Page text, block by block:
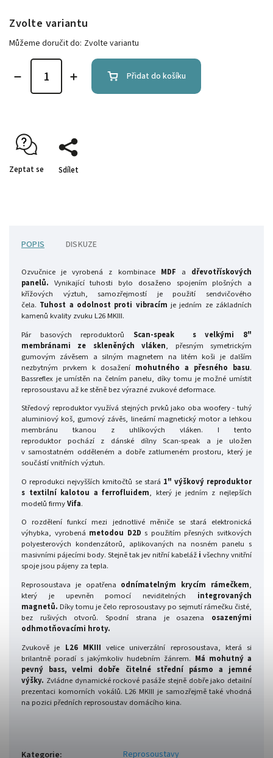
Zvolte variantu
Můžeme doručit do: Zvolte variantu
Přidat do košíku
Zeptat se Sdílet
POPIS DISKUZE
Ozvučnice je vyrobená z kombinace MDF a
dřevotřískových
panelů. Vynikající tuhosti bylo dosaženo spojením plošných a
křížových výztuh, samozřejmostí je použití sendvičového
čela. Tuhost a odolnost proti vibracím je jedním ze základních
kamenů kvality zvuku L26 MKIII.
Pár basových reproduktorů
Scan-speak s velkými 8"
membránami ze skleněných vláken, přesným symetrickým
gumovým závěsem a silným magnetem na litém koši je dalším
nezbytným prvkem k dosažení mohutného a přesného basu.
Bassreflex je umístěn na čelním panelu, díky tomu je možné umístit
reprosoustavu až ke stěně bez výrazné zvukové deformace.
Středový reproduktor využívá stejných prvků jako oba woofery - tuhý
aluminiový koš, gumový závěs, lineární magnetický motor a lehkou
membránu tkanou z uhlíkových vláken. I tento
reproduktor pochází z dánské dílny Scan-speak a je uložen
v samostatném odděleném a dobře zatlumeném prostoru, který je
součástí vnitřních výztuh.
O reprodukci nejvyšších kmitočtů se stará 1" výškový reproduktor
s textilní kalotou a ferrofluidem, který je jedním z nejlepších
modelů firmyVifa.
O rozdělení funkcí mezi jednotlivé měniče se stará elektronická
výhybka, vyrobená metodou D2D s použitím přesných svitkových
polyesterových kondenzátorů, aplikovaných na nosném panelu s
masivními pájecími body. Stejně tak jev nitřní kabeláž i všechny vnitřní
spoje jsou pájeny za tepla.
Reprosoustava je opatřena odnímatelným krycím rámečkem,
který je upevněn pomocí neviditelných integrovaných
magnetů. Díky tomu je čelo reprosoustavy po sejmutí rámečku čisté,
bez rušivých otvorů. Spodní strana je osazena osazenými
odhmotňovacími hroty.
Zvukově je L26 MKIII velice univerzální reprosoustava, která si
brilantně poradí s jakýmkoliv hudebním žánrem. Má mohutný a
pevný bass, velmi dobře čitelné střední pásmo a jemné
výšky. Zvládne dynamické rockové pasáže stejně dobře jako detailní
prezentaci komorních vokálů. L26 MKIII je samozřejmě také vhodná
na pozici předních reprosoustav domácího kina.
Kategorie: Reprosoustavy